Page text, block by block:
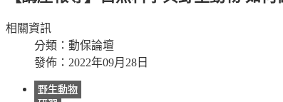
相關資訊
分類： 動保論壇
發佈：2022年09月28日
野生動物